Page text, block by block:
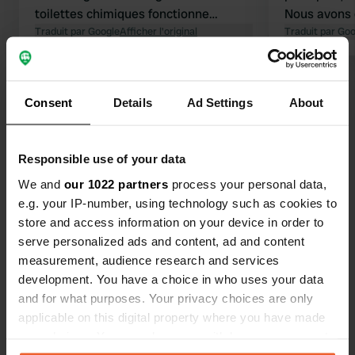
Consent Details Ad Settings About
Responsible use of your data
We and our 1022 partners process your personal data,
e.g. your IP-number, using technology such as cookies to
store and access information on your device in order to
serve personalized ads and content, ad and content
measurement, audience research and services
development. You have a choice in who uses your data
and for what purposes. Your privacy choices are only
applicable on this digital property where you have made
toilettes chimiques fonctionne
parfaitement. De plus, il y a une belle
fruits, du pain et divers autres
produits de première nécessité.
Traduit par GoogleAfficher l'original
Nous
le long du
principale
grand
le
Traduit par
Contact
Emplacement
Località Sant'Albinia
Copie